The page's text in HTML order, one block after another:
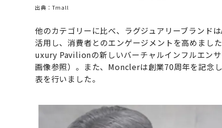
出典：Tmall
他のカテゴリーに比べ、ラグジュアリーブランド
活用し、消費者とのエンゲージメントを高めま
uxury Pavilionの新しいバーチャルインフルエン
画像参照）。また、Monclerは創業70周年を記念
表を行いました。